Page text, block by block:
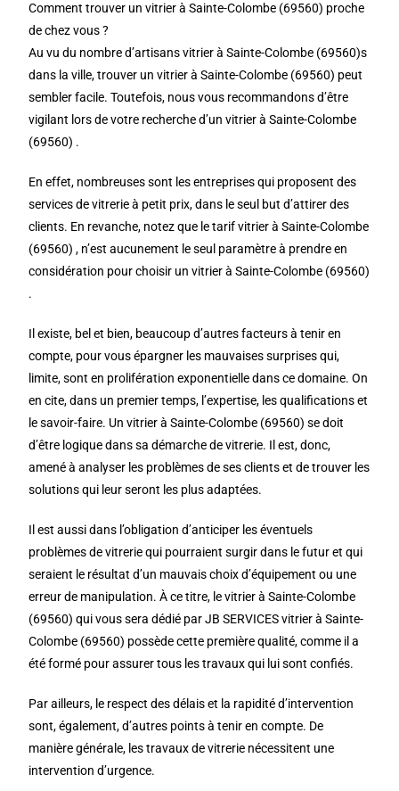
Comment trouver un vitrier à Sainte-Colombe (69560) proche
de chez vous ?
Au vu du nombre d’artisans vitrier à Sainte-Colombe (69560)s
dans la ville, trouver un vitrier à Sainte-Colombe (69560) peut
sembler facile. Toutefois, nous vous recommandons d’être
vigilant lors de votre recherche d’un vitrier à Sainte-Colombe
(69560) .
En effet, nombreuses sont les entreprises qui proposent des
services de vitrerie à petit prix, dans le seul but d’attirer des
clients. En revanche, notez que le tarif vitrier à Sainte-Colombe
(69560) , n’est aucunement le seul paramètre à prendre en
considération pour choisir un vitrier à Sainte-Colombe (69560)
.
Il existe, bel et bien, beaucoup d’autres facteurs à tenir en
compte, pour vous épargner les mauvaises surprises qui,
limite, sont en prolifération exponentielle dans ce domaine. On
en cite, dans un premier temps, l’expertise, les qualifications et
le savoir-faire. Un vitrier à Sainte-Colombe (69560) se doit
d’être logique dans sa démarche de vitrerie. Il est, donc,
amené à analyser les problèmes de ses clients et de trouver les
solutions qui leur seront les plus adaptées.
Il est aussi dans l’obligation d’anticiper les éventuels
problèmes de vitrerie qui pourraient surgir dans le futur et qui
seraient le résultat d’un mauvais choix d’équipement ou une
erreur de manipulation. À ce titre, le vitrier à Sainte-Colombe
(69560) qui vous sera dédié par JB SERVICES vitrier à Sainte-
Colombe (69560) possède cette première qualité, comme il a
été formé pour assurer tous les travaux qui lui sont confiés.
Par ailleurs, le respect des délais et la rapidité d’intervention
sont, également, d’autres points à tenir en compte. De
manière générale, les travaux de vitrerie nécessitent une
intervention d’urgence.